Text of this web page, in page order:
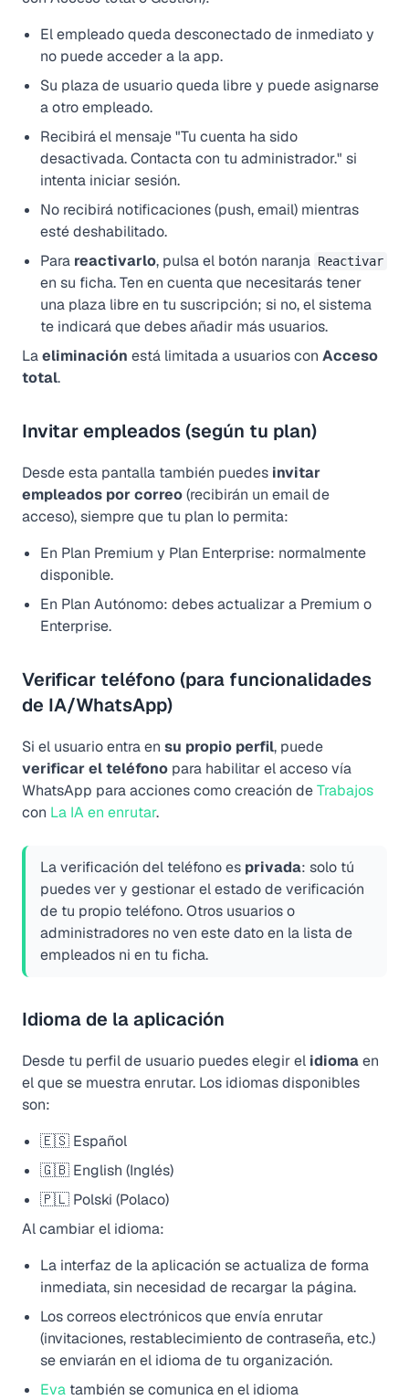
El empleado queda desconectado de inmediato y
no puede acceder a la app.
Su plaza de usuario queda libre y puede asignarse
a otro empleado.
Recibirá el mensaje "Tu cuenta ha sido
desactivada. Contacta con tu administrador." si
intenta iniciar sesión.
No recibirá notificaciones (push, email) mientras
esté deshabilitado.
Para reactivarlo, pulsa el botón naranja Reactivar
en su ficha. Ten en cuenta que necesitarás tener
una plaza libre en tu suscripción; si no, el sistema
te indicará que debes añadir más usuarios.
Laeliminación está limitada a usuarios con Acceso
total.
Invitar empleados (según tu plan)
Desde esta pantalla también puedes invitar
empleados por correo(recibirán un email de
acceso), siempre que tu plan lo permita:
En Plan Premium y Plan Enterprise: normalmente
disponible.
En Plan Autónomo: debes actualizar a Premium o
Enterprise.
Verificar teléfono (para funcionalidades
de IA/WhatsApp)
Si el usuario entra en su propio perfil, puede
verificar el teléfono para habilitar el acceso vía
WhatsApp para acciones como creación deTrabajos
con La IA en enrutar.
La verificación del teléfono es privada: solo tú
puedes ver y gestionar el estado de verificación
de tu propio teléfono. Otros usuarios o
administradores no ven este dato en la lista de
empleados ni en tu ficha.
Idioma de la aplicación
Desde tu perfil de usuario puedes elegir el idiomaen
el que se muestra enrutar. Los idiomas disponibles
son:
🇪🇸 Español
🇬🇧 English (Inglés)
🇵🇱 Polski (Polaco)
Al cambiar el idioma:
La interfaz de la aplicación se actualiza de forma
inmediata, sin necesidad de recargar la página.
Los correos electrónicos que envía enrutar
(invitaciones, restablecimiento de contraseña, etc.)
se enviarán en el idioma de tu organización.
Eva también se comunica en el idioma